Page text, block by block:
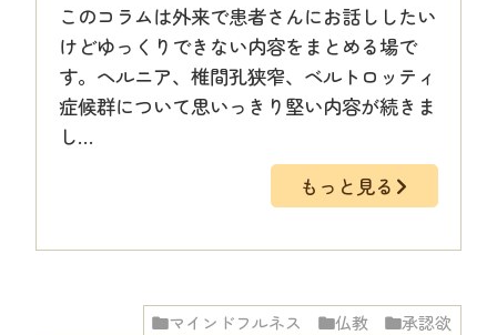
このコラムは外来で患者さんにお話ししたい
けどゆっくりできない内容をまとめる場で
す。ヘルニア、椎間孔狭窄、ベルトロッティ
症候群について思いっきり堅い内容が続きま
し…
もっと見る
マインドフルネス 仏教 承認欲